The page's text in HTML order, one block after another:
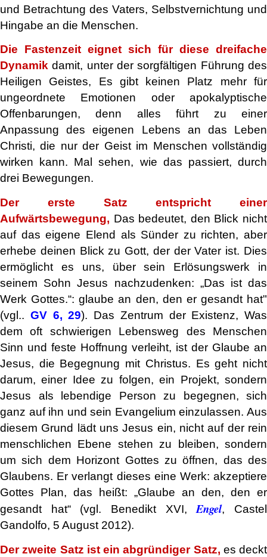
und Betrachtung des Vaters, Selbstvernichtung und
Hingabe an die Menschen.
Die Fastenzeit eignet sich für diese dreifache
Dynamik damit, unter der sorgfältigen Führung des
Heiligen Geistes, Es gibt keinen Platz mehr für
ungeordnete Emotionen oder apokalyptische
Offenbarungen, denn alles führt zu einer
Anpassung des eigenen Lebens an das Leben
Christi, die nur der Geist im Menschen vollständig
wirken kann. Mal sehen, wie das passiert, durch
drei Bewegungen.
Der erste Satz
entspricht einer
Aufwärtsbewegung, Das bedeutet, den Blick nicht
auf das eigene Elend als Sünder zu richten, aber
erhebe deinen Blick zu Gott, der der Vater ist. Dies
ermöglicht es uns, über sein Erlösungswerk in
seinem Sohn Jesus nachzudenken: „Das ist das
Werk Gottes.“: glaube an den, den er gesandt hat"
(vgl.. GV 6, 29). Das Zentrum der Existenz, Was
dem oft schwierigen Lebensweg des Menschen
Sinn und feste Hoffnung verleiht, ist der Glaube an
Jesus, die Begegnung mit Christus. Es geht nicht
darum, einer Idee zu folgen, ein Projekt, sondern
Jesus als lebendige Person zu begegnen, sich
ganz auf ihn und sein Evangelium einzulassen. Aus
diesem Grund lädt uns Jesus ein, nicht auf der rein
menschlichen Ebene stehen zu bleiben, sondern
um sich dem Horizont Gottes zu öffnen, das des
Glaubens. Er verlangt dieses eine Werk: akzeptiere
Gottes Plan, das heißt: „Glaube an den, den er
gesandt hat“ (vgl. Benedikt XVI,Engel, Castel
Gandolfo, 5 August 2012).
Der zweite Satz ist ein abgründiger Satz, es deckt